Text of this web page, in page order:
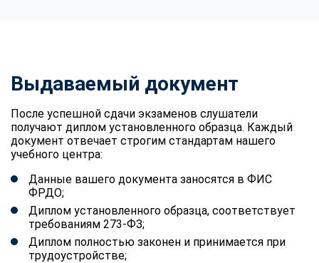
Выдаваемый документ
После успешной сдачи экзаменов слушатели
получают диплом установленного образца. Каждый
документ отвечает строгим стандартам нашего
учебного центра:
Данные вашего документа заносятся в ФИС
ФРДО;
Диплом установленного образца, соответствует
требованиям 273-ФЗ;
Диплом полностью законен и принимается при
трудоустройстве;